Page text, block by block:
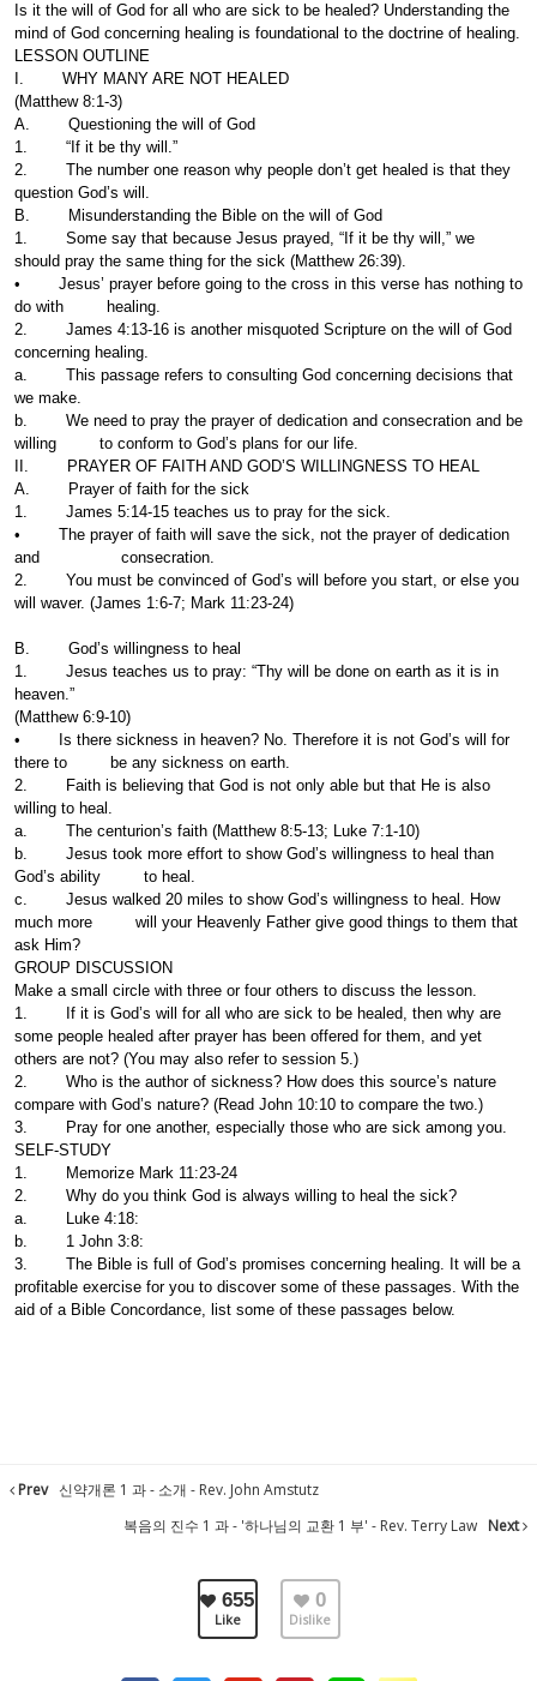
Is it the will of God for all who are sick to be healed? Understanding the
mind of God concerning healing is foundational to the doctrine of healing.
LESSON OUTLINE
I. WHY MANY ARE NOT HEALED
(Matthew 8:1-3)
A. Questioning the will of God
1. “If it be thy will.”
2. The number one reason why people don’t get healed is that they
question God’s will.
B. Misunderstanding the Bible on the will of God
1. Some say that because Jesus prayed, “If it be thy will,” we
should pray the same thing for the sick (Matthew 26:39).
• Jesus’ prayer before going to the cross in this verse has nothing to
do with healing.
2. James 4:13-16 is another misquoted Scripture on the will of God
concerning healing.
a. This passage refers to consulting God concerning decisions that
we make.
b. We need to pray the prayer of dedication and consecration and be
willing to conform to God’s plans for our life.
II. PRAYER OF FAITH AND GOD’S WILLINGNESS TO HEAL
A. Prayer of faith for the sick
1. James 5:14-15 teaches us to pray for the sick.
• The prayer of faith will save the sick, not the prayer of dedication
and consecration.
2. You must be convinced of God’s will before you start, or else you
will waver. (James 1:6-7; Mark 11:23-24)
B. God’s willingness to heal
1. Jesus teaches us to pray: “Thy will be done on earth as it is in
heaven.”
(Matthew 6:9-10)
• Is there sickness in heaven? No. Therefore it is not God’s will for
there to be any sickness on earth.
2. Faith is believing that God is not only able but that He is also
willing to heal.
a. The centurion’s faith (Matthew 8:5-13; Luke 7:1-10)
b. Jesus took more effort to show God’s willingness to heal than
God’s ability to heal.
c. Jesus walked 20 miles to show God’s willingness to heal. How
much more will your Heavenly Father give good things to them that
ask Him?
GROUP DISCUSSION
Make a small circle with three or four others to discuss the lesson.
1. If it is God’s will for all who are sick to be healed, then why are
some people healed after prayer has been offered for them, and yet
others are not? (You may also refer to session 5.)
2. Who is the author of sickness? How does this source’s nature
compare with God’s nature? (Read John 10:10 to compare the two.)
3. Pray for one another, especially those who are sick among you.
SELF-STUDY
1. Memorize Mark 11:23-24
2. Why do you think God is always willing to heal the sick?
a. Luke 4:18:
b. 1 John 3:8:
3. The Bible is full of God’s promises concerning healing. It will be a
profitable exercise for you to discover some of these passages. With the
aid of a Bible Concordance, list some of these passages below.
Prev 신약개론 1 과 - 소개 - Rev. John Amstutz
복음의 진수 1 과 - '하나님의 교환 1 부' - Rev. Terry Law Next
655
Like
0
Dislike